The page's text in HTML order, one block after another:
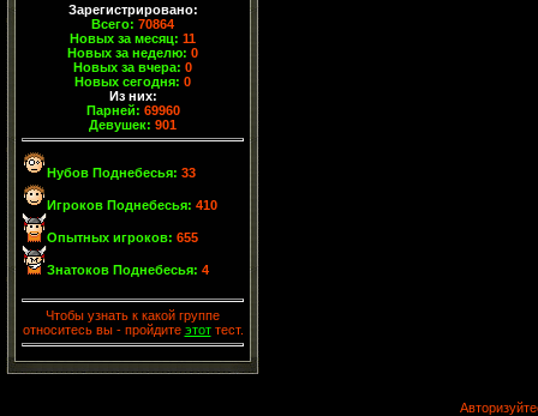
Зарегистрировано:
Всего: 70864
Новых за месяц: 11
Новых за неделю: 0
Новых за вчера: 0
Новых сегодня: 0
Из них:
Парней: 69960
Девушек: 901
Нубов Поднебесья: 33
Игроков Поднебесья: 410
Опытных игроков: 655
Знатоков Поднебесья: 4
Чтобы узнать к какой группе
относитесь вы - пройдите этоттест.